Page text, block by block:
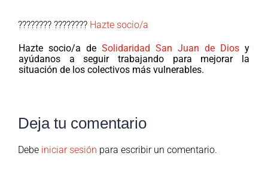
???????? ???????? Hazte socio/a
Hazte socio/a de Solidaridad San Juan de Dios y
ayúdanos a seguir trabajando para mejorar la
situación de los colectivos más vulnerables.
Deja tu comentario
Debe iniciar sesión para escribir un comentario.